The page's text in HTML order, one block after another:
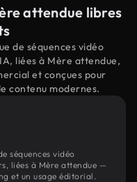
attendue libres
de séquences vidéo
liées à Mère attendue,
et conçues pour
contenu modernes.
séquences vidéo
liées à Mère attendue —
et un usage éditorial.